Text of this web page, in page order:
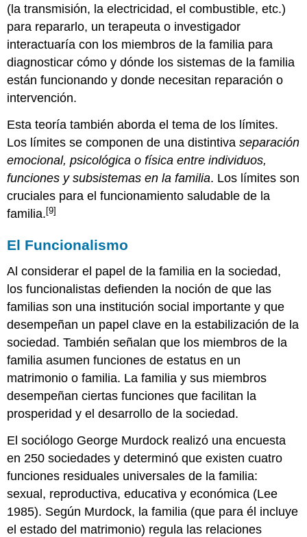
(la transmisión, la electricidad, el combustible, etc.)
para repararlo, un terapeuta o investigador
interactuaría con los miembros de la familia para
diagnosticar cómo y dónde los sistemas de la familia
están funcionando y donde necesitan reparación o
intervención.
Esta teoría también aborda el tema de los límites.
Los límites se componen de una distintivaseparación
emocional, psicológica o física entre individuos,
funciones y subsistemas en la familia. Los límites son
cruciales para el funcionamiento saludable de la
familia.[9]
El Funcionalismo
Al considerar el papel de la familia en la sociedad,
los funcionalistas defienden la noción de que las
familias son una institución social importante y que
desempeñan un papel clave en la estabilización de la
sociedad. También señalan que los miembros de la
familia asumen funciones de estatus en un
matrimonio o familia. La familia y sus miembros
desempeñan ciertas funciones que facilitan la
prosperidad y el desarrollo de la sociedad.
El sociólogo George Murdock realizó una encuesta
en 250 sociedades y determinó que existen cuatro
funciones residuales universales de la familia:
sexual, reproductiva, educativa y económica (Lee
1985). Según Murdock, la familia (que para él incluye
el estado del matrimonio) regula las relaciones